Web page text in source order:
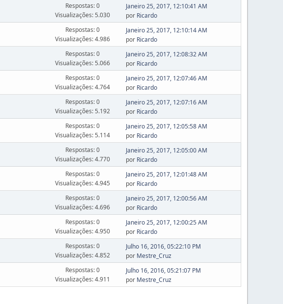
Respostas: 0
Visualizações: 5.030
Janeiro 25, 2017, 12:10:41 AM
por Ricardo
Respostas: 0
Visualizações: 4.986
Janeiro 25, 2017, 12:10:14 AM
por Ricardo
Respostas: 0
Visualizações: 5.066
Janeiro 25, 2017, 12:08:32 AM
por Ricardo
Respostas: 0
Visualizações: 4.764
Janeiro 25, 2017, 12:07:46 AM
por Ricardo
Respostas: 0
Visualizações: 5.192
Janeiro 25, 2017, 12:07:16 AM
por Ricardo
Respostas: 0
Visualizações: 5.114
Janeiro 25, 2017, 12:05:58 AM
por Ricardo
Respostas: 0
Visualizações: 4.770
Janeiro 25, 2017, 12:05:00 AM
por Ricardo
Respostas: 0
Visualizações: 4.945
Janeiro 25, 2017, 12:01:48 AM
por Ricardo
Respostas: 0
Visualizações: 4.696
Janeiro 25, 2017, 12:00:56 AM
por Ricardo
Respostas: 0
Visualizações: 4.950
Janeiro 25, 2017, 12:00:25 AM
por Ricardo
Respostas: 0
Visualizações: 4.852
Julho 16, 2016, 05:22:10 PM
por Mestre_Cruz
Respostas: 0
Visualizações: 4.911
Julho 16, 2016, 05:21:07 PM
por Mestre_Cruz